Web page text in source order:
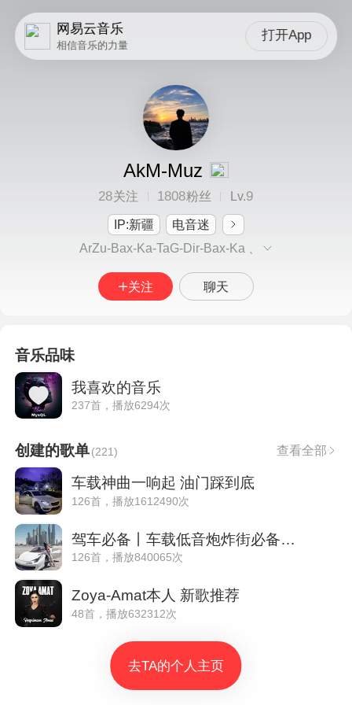
网易云音乐
相信音乐的力量
打开App
AkM-Muz
28关注 1808粉丝 Lv.9
IP:新疆
电音迷
ArZu-Bax-Ka-TaG-Dir-Bax-Ka 、
关注 聊天
音乐品味
我喜欢的音乐
237首，播放6294次
创建的歌单(221) 查看全部
车载神曲一响起 油门踩到底
126首，播放1612490次
驾车必备丨车载低音炮炸街必备嗨曲
126首，播放840065次
Zoya-Amat本人 新歌推荐
48首，播放632312次
去TA的个人主页